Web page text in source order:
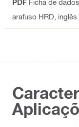
PDF Ficha de
arafuso HRD , inglês